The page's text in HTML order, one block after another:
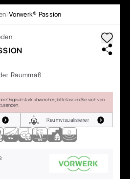
Vorwerk® Passion
Raummaß
Original stark abweichen, bitte lassen Sie sich von
Raumvisualisierer